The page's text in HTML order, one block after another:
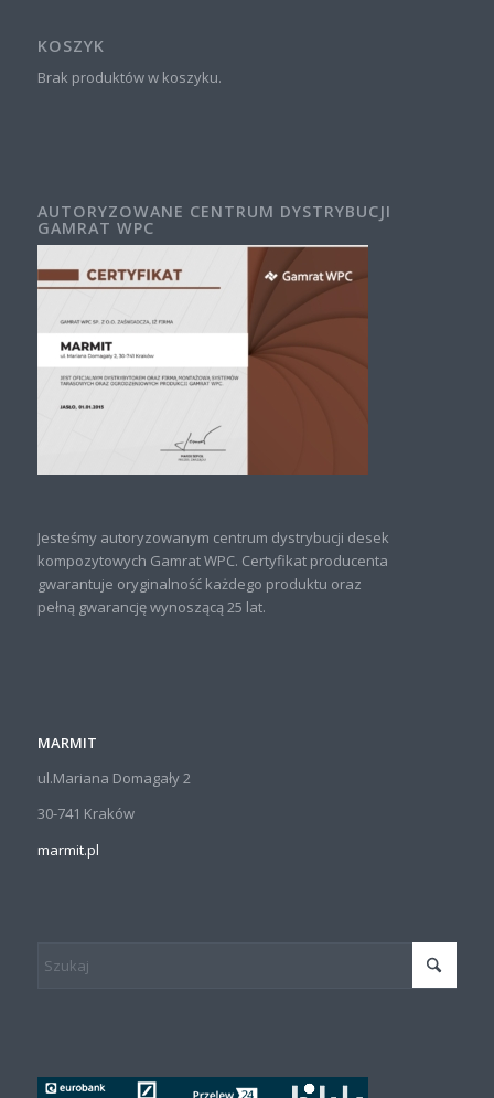
KOSZYK
Brak produktów w koszyku.
AUTORYZOWANE CENTRUM DYSTRYBUCJI
GAMRAT WPC
Jesteśmy autoryzowanym centrum dystrybucji desek
kompozytowych Gamrat WPC. Certyfikat producenta
gwarantuje oryginalność każdego produktu oraz
pełną gwarancję wynoszącą 25 lat.
MARMIT
ul.Mariana Domagały 2
30-741 Kraków
marmit.pl